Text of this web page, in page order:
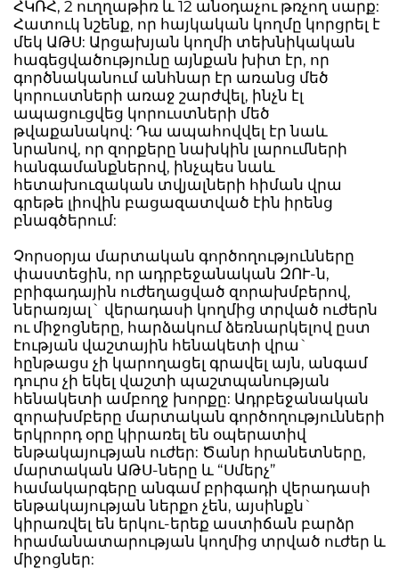
ՀԿՌՀ, 2 ուղղաթիռ և 12 անօդաչու թռչող սարք:
Հատուկ նշենք, որ հայկական կողմը կորցրել է
մեկ ԱԹՍ: Արցախյան կողմի տեխնիկական
հագեցվածությունը այնքան խիտ էր, որ
գործնականում անհնար էր առանց մեծ
կորուստների առաջ շարժվել, ինչն էլ
ապացուցվեց կորուստների մեծ
թվաքանակով: Դա ապահովվել էր նաև
նրանով, որ զորքերը նախկին լարումների
հանգամանքներով, ինչպես նաև
հետախուզական տվյալների հիման վրա
գրեթե լիովին բացազատված էին իրենց
բնագծերում:
Չորսօրյա մարտական գործողությունները
փաստեցին, որ ադրբեջանական ԶՈՒ-ն,
բրիգադային ուժեղացված զորախմբերով,
ներառյալ` վերադասի կողմից տրված ուժերն
ու միջոցները, հարձակում ձեռնարկելով ըստ
էության վաշտային հենակետի վրա`
հընթացս չի կարողացել գրավել այն, անգամ
դուրս չի եկել վաշտի պաշտպանության
հենակետի ամբողջ խորքը: Ադրբեջանական
զորախմբերը մարտական գործողությունների
երկրորդ օրը կիրառել են օպերատիվ
ենթակայության ուժեր: Ծանր հրանետները,
մարտական ԱԹՍ-ները և “Սմերչ”
համակարգերը անգամ բրիգադի վերադասի
ենթակայության ներքո չեն, այսինքն`
կիրառվել են երկու-երեք աստիճան բարձր
հրամանատարության կողմից տրված ուժեր և
միջոցներ: